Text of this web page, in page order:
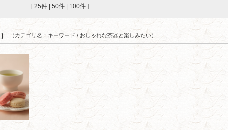
[ 25件 50件 100件 ]
) （カテゴリ名：キーワード / おしゃれな茶器と楽しみたい）